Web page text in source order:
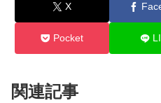
X
Pocket
関連記事